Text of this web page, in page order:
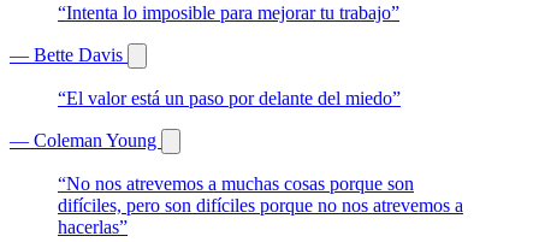
“Intenta lo imposible para mejorar tu trabajo”
— Bette Davis
“El valor está un paso por delante del miedo”
— Coleman Young
“No nos atrevemos a muchas cosas porque son
difíciles, pero son difíciles porque no nos atrevemos a
hacerlas”